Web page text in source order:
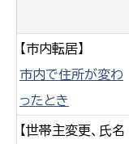
【市内転居】
市内で住所が変わ
ったとき
【世帯主変更、氏名